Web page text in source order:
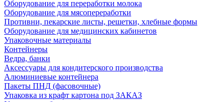
Оборудование для переработки молока
Оборудование для мясопереработки
Противни, пекарские листы, решетки, хлебные формы
Оборудование для медицинских кабинетов
Упаковочные материалы
Контейнеры
Ведра, банки
Аксессуары для кондитерского производства
Алюминиевые контейнера
Пакеты ПНД (фасовочные)
Упаковка из крафт картона под ЗАКАЗ